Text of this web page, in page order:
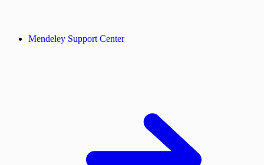
Mendeley Support Center